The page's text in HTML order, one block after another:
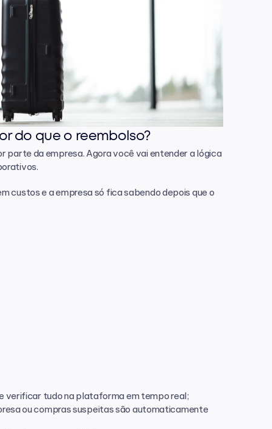
do que o reembolso?
da empresa. Agora você vai entender a lógica
custos e a empresa só fica sabendo depois que o
verificar tudo na plataforma em tempo real;
ou compras suspeitas são automaticamente